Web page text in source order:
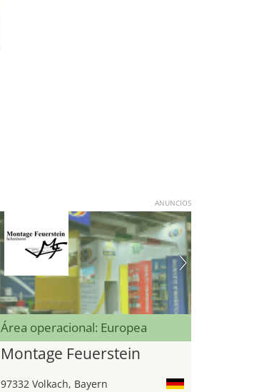
ANUNCIOS
Área operacional: Europea
Montage Feuerstein
97332 Volkach, Bayern